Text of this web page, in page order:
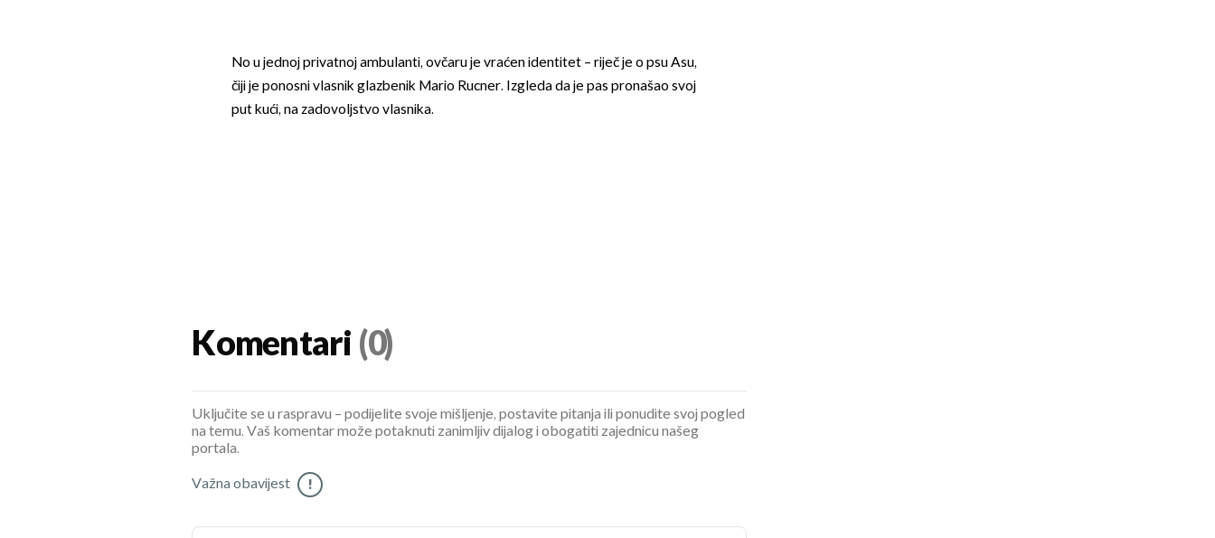
No u jednoj privatnoj ambulanti, ovčaru je vraćen identitet – riječ je o psu Asu,
čiji je ponosni vlasnik glazbenik Mario Rucner. Izgleda da je pas pronašao svoj
put kući, na zadovoljstvo vlasnika.
Komentari (0)
Uključite se u raspravu – podijelite svoje mišljenje, postavite pitanja ili ponudite svoj pogled
na temu. Vaš komentar može potaknuti zanimljiv dijalog i obogatiti zajednicu našeg
portala.
Važna obavijest !